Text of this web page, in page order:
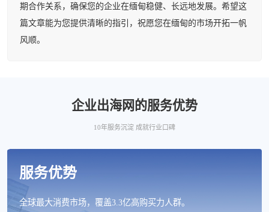
期合作关系，确保您的企业在缅甸稳健、长远地发展。希望这
篇文章能为您提供清晰的指引，祝愿您在缅甸的市场开拓一帆
风顺。
企业出海网的服务优势
10年服务沉淀 成就行业口碑
服务优势
全球最大消费市场，覆盖3.3亿高购买力人群。